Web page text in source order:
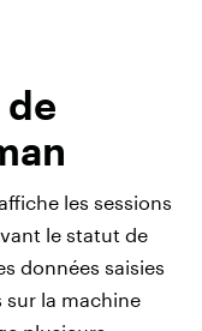
de
les sessions
le statut de
données saisies
sur la machine